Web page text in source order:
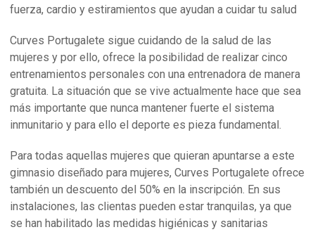
fuerza, cardio y estiramientos que ayudan a cuidar tu salud
Curves Portugalete sigue cuidando de la salud de las
mujeres y por ello, ofrece la posibilidad de realizar cinco
entrenamientos personales con una entrenadora de manera
gratuita. La situación que se vive actualmente hace que sea
más importante que nunca mantener fuerte el sistema
inmunitario y para ello el deporte es pieza fundamental.
Para todas aquellas mujeres que quieran apuntarse a este
gimnasio diseñado para mujeres, Curves Portugalete ofrece
también un descuento del 50% en la inscripción. En sus
instalaciones, las clientas pueden estar tranquilas, ya que
se han habilitado las medidas higiénicas y sanitarias